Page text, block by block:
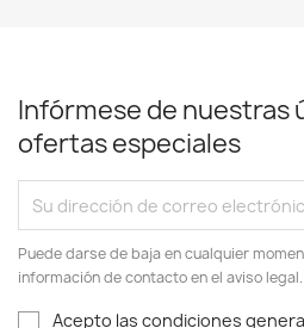
Infórmese de nuestras
ofertas especiales
Puede darse de baja en cualquier
información de contacto en el aviso legal.
Acepto las condiciones